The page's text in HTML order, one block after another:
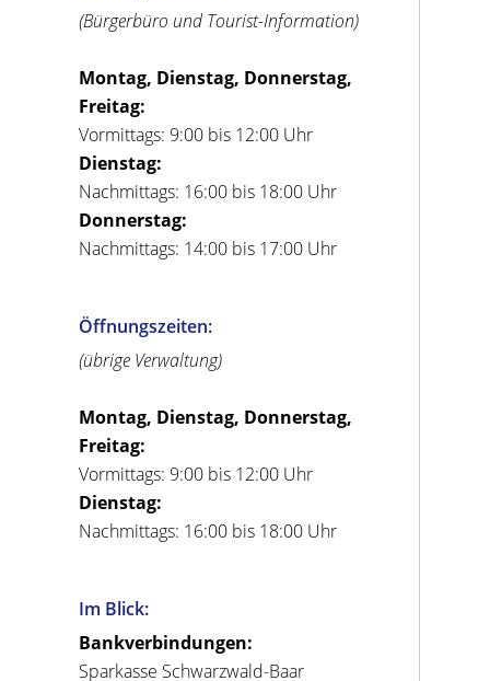
(Bürgerbüro und Tourist-Information)
Montag, Dienstag, Donnerstag,
Freitag:
Vormittags: 9:00 bis 12:00 Uhr
Dienstag:
Nachmittags: 16:00 bis 18:00 Uhr
Donnerstag:
Nachmittags: 14:00 bis 17:00 Uhr
Öffnungszeiten:
(übrige Verwaltung)
Montag, Dienstag, Donnerstag,
Freitag:
Vormittags: 9:00 bis 12:00 Uhr
Dienstag:
Nachmittags: 16:00 bis 18:00 Uhr
Im Blick:
Bankverbindungen:
Sparkasse Schwarzwald-Baar